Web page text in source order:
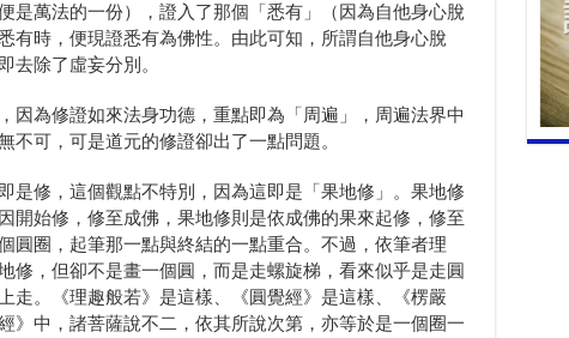
是萬法的一份），證入了那個「悉有」（因為自他身心脫
有時，便現證悉有為佛性。由此可知，所謂自他身心脫
去除了虛妄分別。
因為修證如來法身功德，重點即為「周遍」，周遍法界中
不可，可是道元的修證卻出了一點問題。
是修，這個觀點不特別，因為這即是「果地修」。果地修
開始修，修至成佛，果地修則是依成佛的果來起修，修至
圓圈，起筆那一點與終結的一點重合。不過，依筆者理
修，但卻不是畫一個圓，而是走螺旋梯，看來似乎是走圓
走。《理趣般若》是這樣、《圓覺經》是這樣、《楞嚴
》中，諸菩薩說不二，依其所說次第，亦等於是一個圈一